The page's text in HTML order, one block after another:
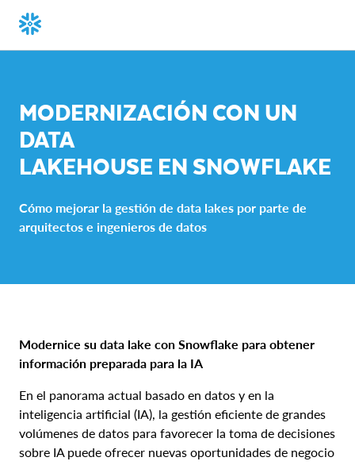
MODERNIZACIÓN CON UN
DATA
LAKEHOUSE EN SNOWFLAKE
Cómo mejorar la gestión de data lakes por parte de
arquitectos e ingenieros de datos
Modernice su data lake con Snowflake para obtener
información preparada para la IA
En el panorama actual basado en datos y en la
inteligencia artificial (IA), la gestión eficiente de grandes
volúmenes de datos para favorecer la toma de decisiones
sobre IA puede ofrecer nuevas oportunidades de negocio